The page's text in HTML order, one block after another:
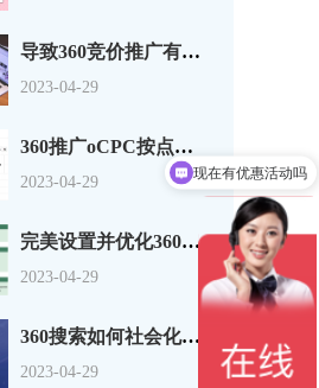
导致360竞价推广有点击没转换的原因分析
2023-04-29
360推广oCPC按点击出价系数还是目标转化成本？
2023-04-29
完美设置并优化360搜索广告组和广告系列
2023-04-29
360搜索如何社会化营销以及搜索营销
2023-04-29
可以介绍下你们的产品么